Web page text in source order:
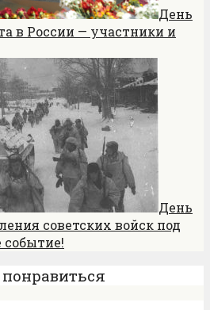
День
в России — участники и
День
советских войск под